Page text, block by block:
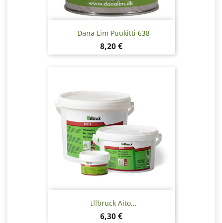
Dana Lim Puukitti 638
Hinta
8,20 €
Illbruck Aito...
Hinta
6,30 €